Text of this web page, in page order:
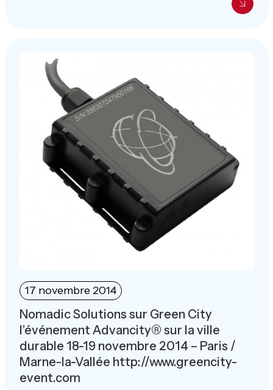
17 novembre 2014
Nomadic Solutions sur Green City
l’événement Advancity® sur la ville
durable 18-19 novembre 2014 – Paris /
Marne-la-Vallée http://www.greencity-
event.com